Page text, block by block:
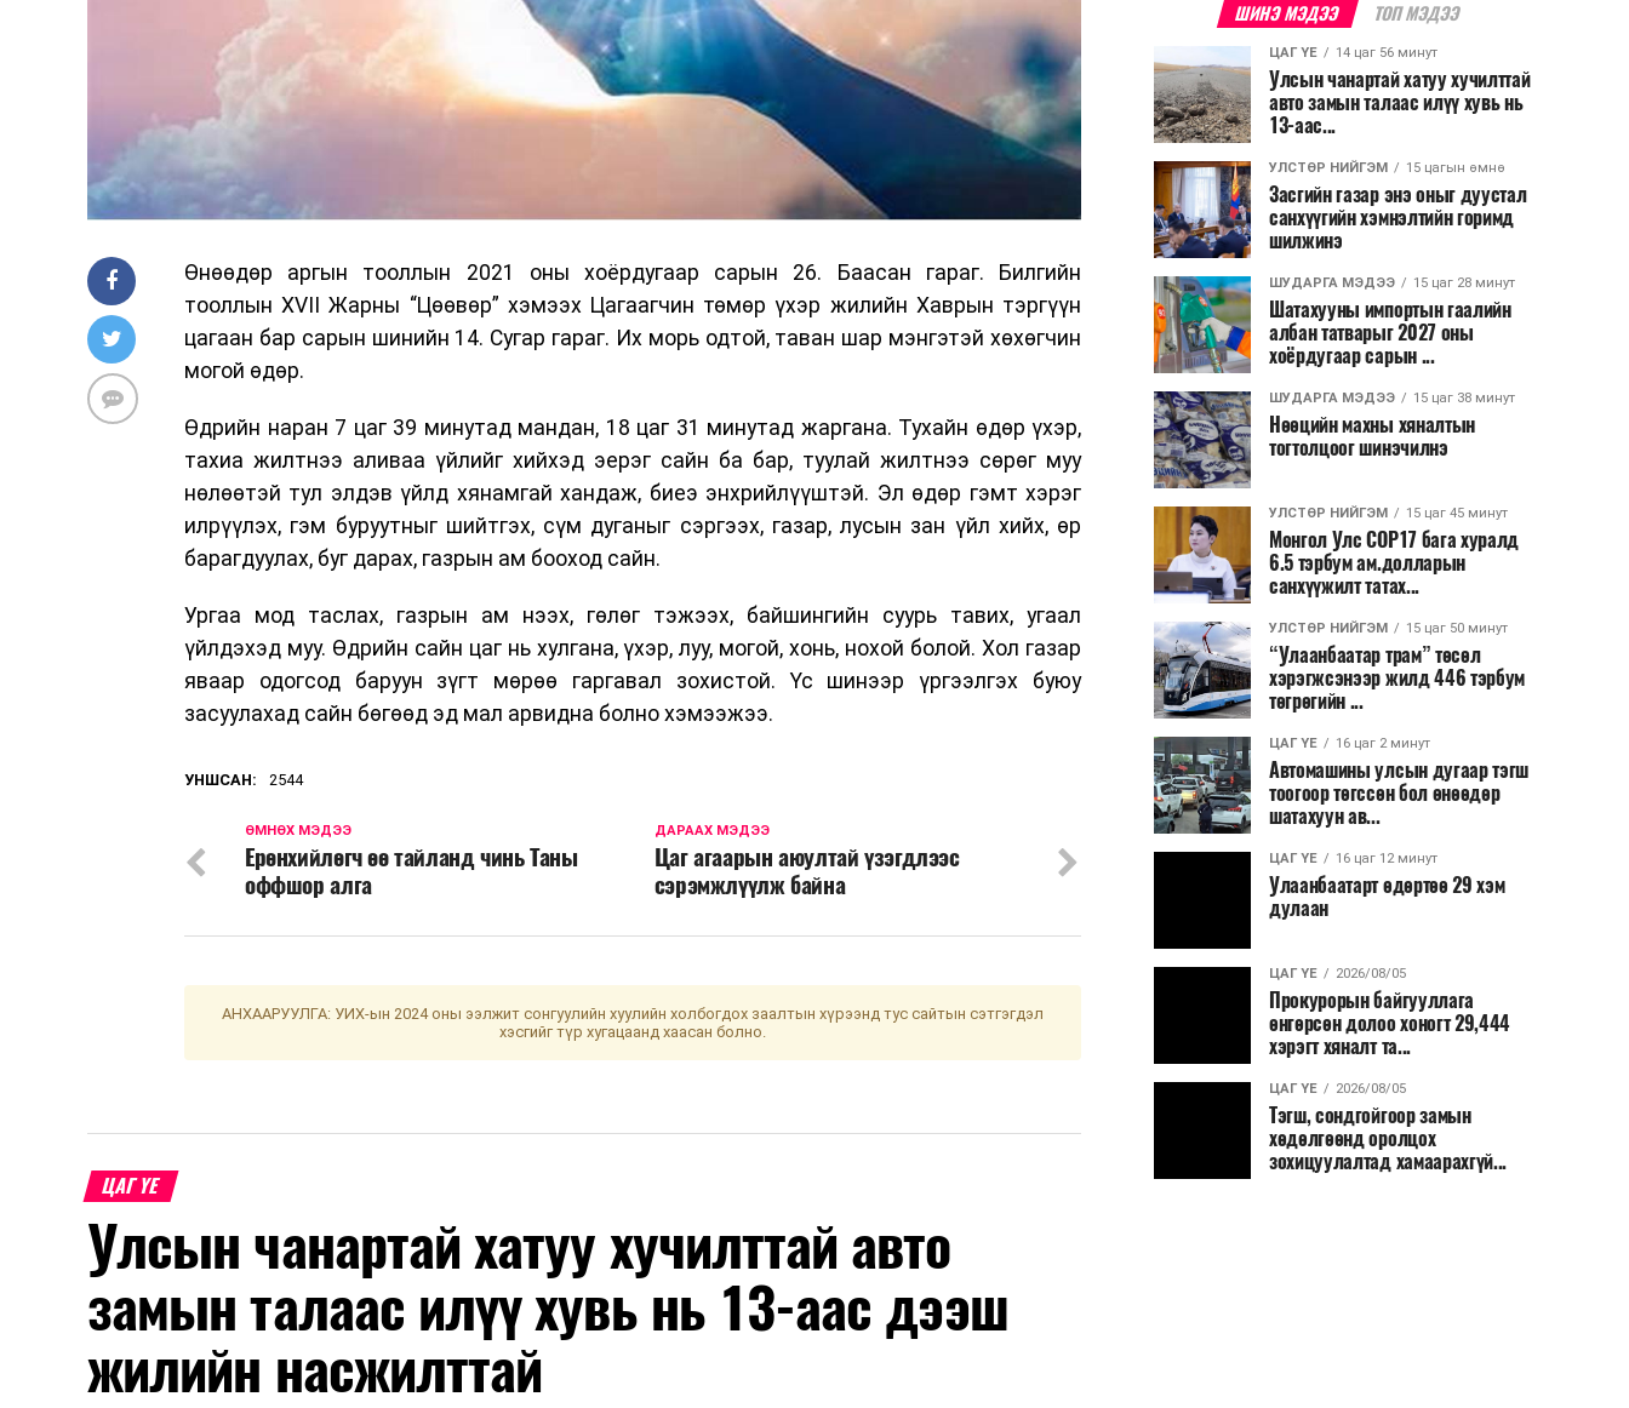
Өнөөдөр аргын тооллын 2021 оны хоёрдугаар сарын 26. Баасан гараг. Билгийн
тооллын XVII Жарны “Цөөвөр” хэмээх Цагаагчин төмөр үхэр жилийн Хаврын тэргүүн
цагаан бар сарын шинийн 14. Сугар гараг. Их морь одтой, таван шар мэнгэтэй хөхөгчин
могой өдөр.
Өдрийн наран 7 цаг 39 минутад мандан, 18 цаг 31 минутад жаргана. Тухайн өдөр үхэр,
тахиа жилтнээ аливаа үйлийг хийхэд эерэг сайн ба бар, туулай жилтнээ сөрөг муу
нөлөөтэй тул элдэв үйлд хянамгай хандаж, биеэ энхрийлүүштэй. Эл өдөр гэмт хэрэг
илрүүлэх, гэм буруутныг шийтгэх, сүм дуганыг сэргээх, газар, лусын зан үйл хийх, өр
барагдуулах, буг дарах, газрын ам бооход сайн.
Ургаа мод таслах, газрын ам нээх, гөлөг тэжээх, байшингийн суурь тавих, угаал
үйлдэхэд муу. Өдрийн сайн цаг нь хулгана, үхэр, луу, могой, хонь, нохой болой. Хол газар
яваар одогсод баруун зүгт мөрөө гаргавал зохистой. Үс шинээр үргээлгэх буюу
засуулахад сайн бөгөөд эд мал арвидна болно хэмээжээ.
УНШСАН: 2544
ДАРААХ МЭДЭЭ
Цаг агаарын аюултай үзэгдлээс
сэрэмжлүүлж байна
ӨМНӨХ МЭДЭЭ
Ерөнхийлөгч өө тайланд чинь Таны
оффшор алга
АНХААРУУЛГА: УИХ-ын 2024 оны ээлжит сонгуулийн хуулийн холбогдох заалтын хүрээнд тус сайтын сэтгэгдэл
хэсгийг түр хугацаанд хаасан болно.
ЦАГ ҮЕ
Улсын чанартай хатуу хучилттай авто
замын талаас илүү хувь нь 13-аас дээш
жилийн насжилттай
ШИНЭ МЭДЭЭ ТОП МЭДЭЭ
ЦАГ ҮЕ 14 цаг 56 минут
Улсын чанартай хатуу хучилттай
авто замын талаас илүү хувь нь
13-аас...
УЛСТӨР НИЙГЭМ 15 цагын өмнө
Засгийн газар энэ оныг дуустал
санхүүгийн хэмнэлтийн горимд
шилжинэ
ШУДАРГА МЭДЭЭ 15 цаг 28 минут
Шатахууны импортын гаалийн
албан татварыг 2027 оны
хоёрдугаар сарын ...
ШУДАРГА МЭДЭЭ 15 цаг 38 минут
Нөөцийн махны хяналтын
тогтолцоог шинэчилнэ
УЛСТӨР НИЙГЭМ 15 цаг 45 минут
Монгол Улс COP17 бага хуралд
6.5 тэрбум ам.долларын
санхүүжилт татах...
УЛСТӨР НИЙГЭМ 15 цаг 50 минут
“Улаанбаатар трам” төсөл
хэрэгжсэнээр жилд 446 тэрбум
төгрөгийн ...
ЦАГ ҮЕ 16 цаг 2 минут
Автомашины улсын дугаар тэгш
тоогоор төгссөн бол өнөөдөр
шатахуун ав...
ЦАГ ҮЕ 16 цаг 12 минут
Улаанбаатарт өдөртөө 29 хэм
дулаан
ЦАГ ҮЕ 2026/08/05
Прокурорын байгууллага
өнгөрсөн долоо хоногт 29,444
хэрэгт хяналт та...
ЦАГ ҮЕ 2026/08/05
Тэгш, сондгойгоор замын
хөдөлгөөнд оролцох
зохицуулалтад хамаарахгүй...